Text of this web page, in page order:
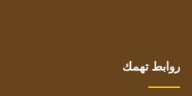
روابط تهمك